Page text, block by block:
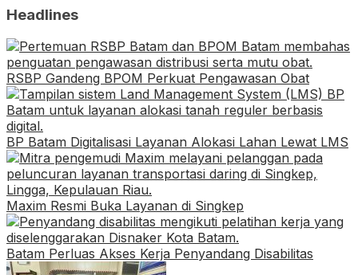
Headlines
RSBP Gandeng BPOM Perkuat Pengawasan Obat
BP Batam Digitalisasi Layanan Alokasi Lahan Lewat LMS
Maxim Resmi Buka Layanan di Singkep
Batam Perluas Akses Kerja Penyandang Disabilitas